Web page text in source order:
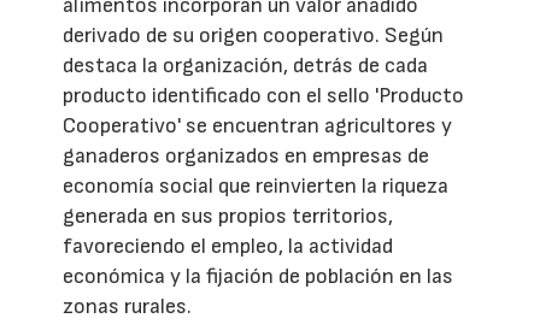
derivado de su origen cooperativo. Según
destaca la organización, detrás de cada
producto identificado con el sello 'Producto
Cooperativo' se encuentran agricultores y
ganaderos organizados en empresas de
economía social que reinvierten la riqueza
generada en sus propios territorios,
favoreciendo el empleo, la actividad
económica y la fijación de población en las
zonas rurales.